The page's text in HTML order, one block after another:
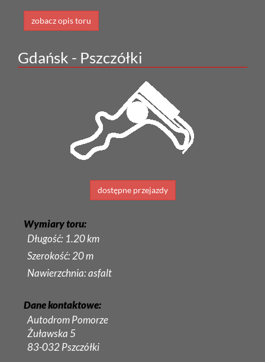
zobacz opis toru
Gdańsk - Pszczółki
dostępne przejazdy
Wymiary toru:
Długość: 1.20 km
Szerokość: 20 m
Nawierzchnia: asfalt
Dane kontaktowe:
Autodrom Pomorze
Żuławska 5
83-032 Pszczółki